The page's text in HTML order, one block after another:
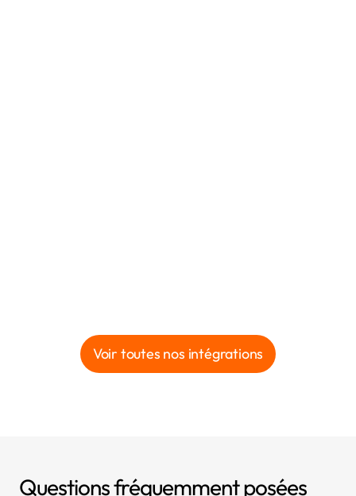
Voir toutes nos intégrations
Questions fréquemment posées